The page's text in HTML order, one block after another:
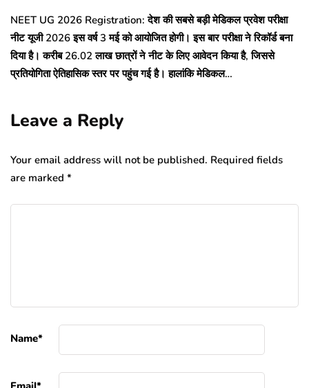
NEET UG 2026 Registration: देश की सबसे बड़ी मेडिकल प्रवेश परीक्षा
नीट यूजी 2026 इस वर्ष 3 मई को आयोजित होगी। इस बार परीक्षा ने रिकॉर्ड बना
दिया है। करीब 26.02 लाख छात्रों ने नीट के लिए आवेदन किया है, जिससे
प्रतियोगिता ऐतिहासिक स्तर पर पहुंच गई है। हालांकि मेडिकल…
Leave a Reply
Your email address will not be published. Required fields
are marked *
Name*